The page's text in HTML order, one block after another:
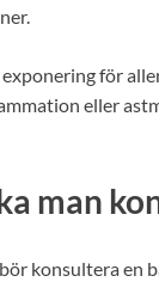
exponering för
eller
man
konsultera en